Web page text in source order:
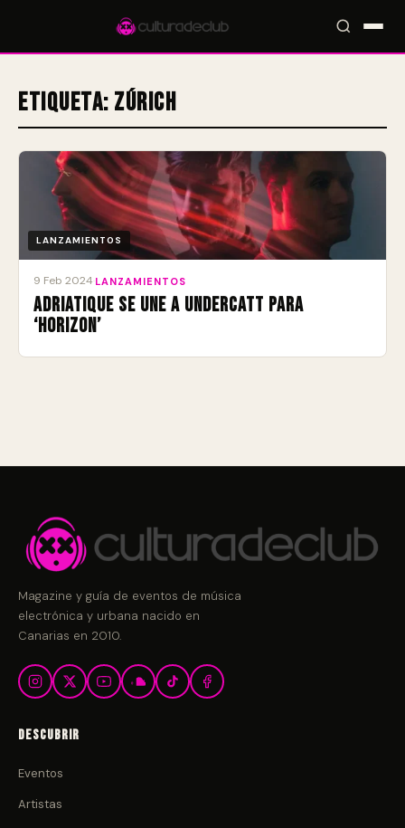
Accesos rápidos:🎪 Eventos🎤 Artistas📍 Locales📰 Magazine
Etiqueta: Zúrich
LANZAMIENTOS
9 Feb 2024 LANZAMIENTOS
Adriatique se une a Undercatt para
‘Horizon’
Magazine y guía de eventos de música
electrónica y urbana nacido en
Canarias en 2010.
Descubrir
Eventos
Artistas